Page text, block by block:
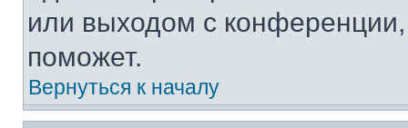
или выходом с
поможет.
Вернуться к началу